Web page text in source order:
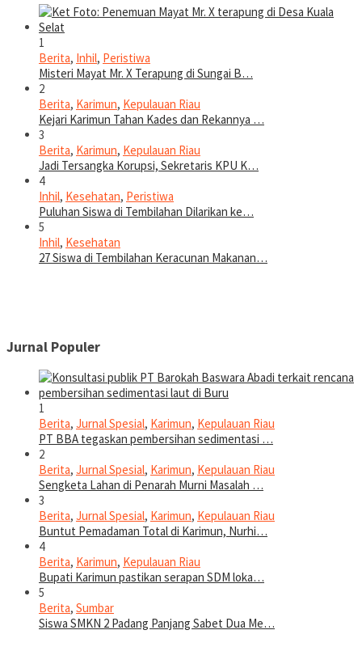
1
Berita, Inhil, Peristiwa
Misteri Mayat Mr. X Terapung di Sungai B…
2
Berita, Karimun, Kepulauan Riau
Kejari Karimun Tahan Kades dan Rekannya …
3
Berita, Karimun, Kepulauan Riau
Jadi Tersangka Korupsi, Sekretaris KPU K…
4
Inhil, Kesehatan, Peristiwa
Puluhan Siswa di Tembilahan Dilarikan ke…
5
Inhil, Kesehatan
27 Siswa di Tembilahan Keracunan Makanan…
Jurnal Populer
1
Berita, Jurnal Spesial, Karimun, Kepulauan Riau
PT BBA tegaskan pembersihan sedimentasi …
2
Berita, Jurnal Spesial, Karimun, Kepulauan Riau
Sengketa Lahan di Penarah Murni Masalah …
3
Berita, Jurnal Spesial, Karimun, Kepulauan Riau
Buntut Pemadaman Total di Karimun, Nurhi…
4
Berita, Karimun, Kepulauan Riau
Bupati Karimun pastikan serapan SDM loka…
5
Berita, Sumbar
Siswa SMKN 2 Padang Panjang Sabet Dua Me…